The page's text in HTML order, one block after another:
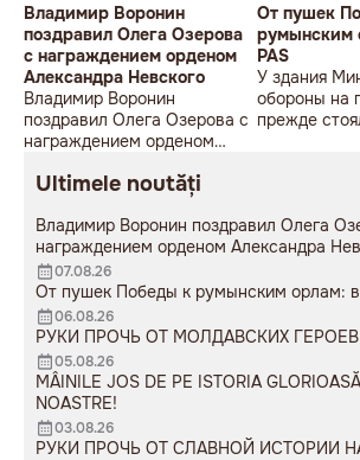
Владимир Воронин
поздравил Олега Озерова
с награждением орденом
Александра Невского
Владимир Воронин
поздравил Олега Озерова с
награждением орденом
От пушек
румынским
PAS
У здания
обороны на
прежде
Ultimele noutăți
Владимир Воронин поздравил Олега
награждением орденом Александра
07.08.26
От пушек Победы к румынским орлам:
06.08.26
РУКИ ПРОЧЬ ОТ МОЛДАВСКИХ
05.08.26
MÂINILE JOS DE PE ISTORIA
NOASTRE!
03.08.26
РУКИ ПРОЧЬ ОТ СЛАВНОЙ ИСТОРИИ